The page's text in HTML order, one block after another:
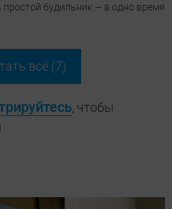
простой будильник — в одно время
всё (7)
, чтобы